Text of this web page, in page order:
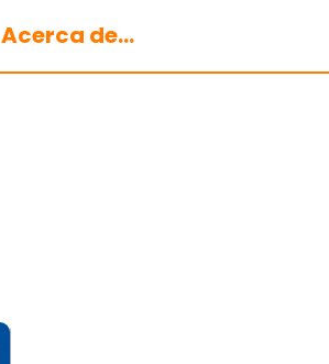
Acerca de...